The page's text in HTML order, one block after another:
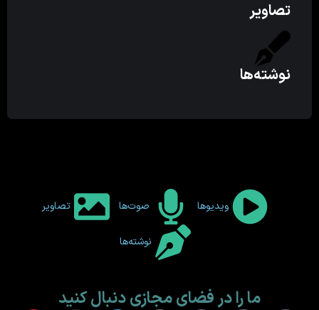
تصاویر
نوشته‌ها
ویدیوها صوت‌ها تصاویر
نوشته‌ها
ما را در فضای مجازی دنبال کنید